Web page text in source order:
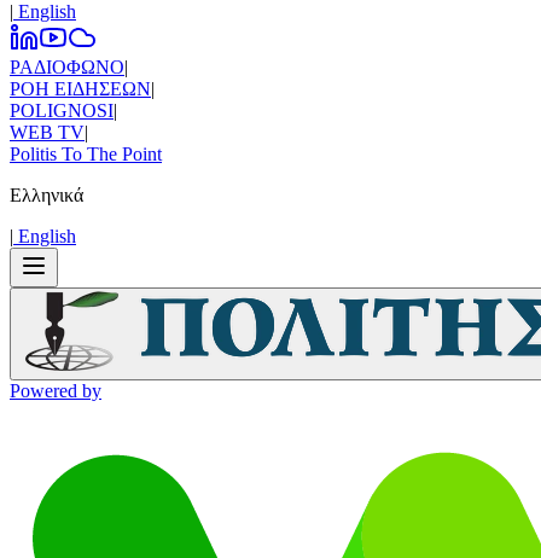
| Εnglish
ΡΑΔΙΟΦΩΝΟ|
ΡΟΗ ΕΙΔΗΣΕΩΝ|
POLIGNOSI|
WEB TV|
Politis To The Point
Ελληνικά
| Εnglish
Powered by